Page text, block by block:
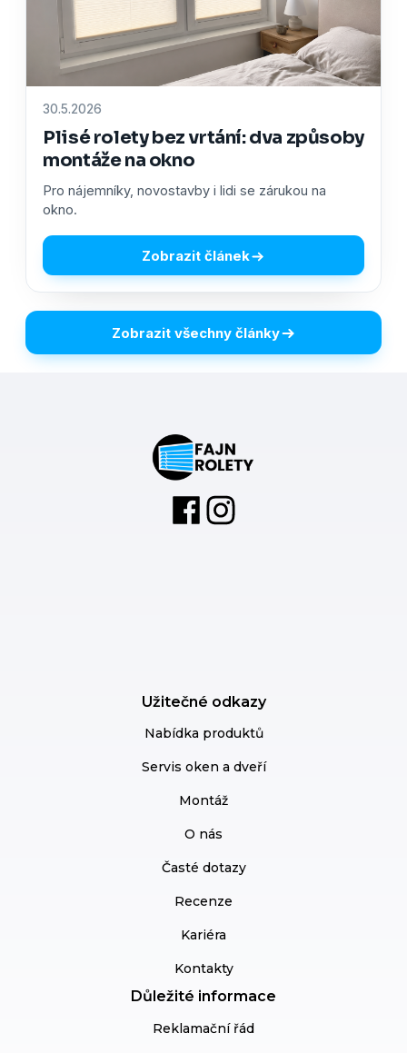
30.5.2026
Plisé rolety bez vrtání: dva způsoby
montáže na okno
Pro nájemníky, novostavby i lidi se zárukou na
okno.
Zobrazit článek
Zobrazit všechny články
Užitečné odkazy
Nabídka produktů
Servis oken a dveří
Montáž
O nás
Časté dotazy
Recenze
Kariéra
Kontakty
Důležité informace
Reklamační řád